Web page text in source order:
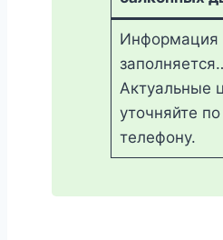
Информация
Актуальные
уточняйте по
телефону.